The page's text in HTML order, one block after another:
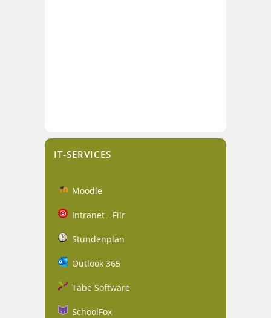
IT-SERVICES
Moodle
Intranet - Filr
Stundenplan
Outlook 365
Tabe Software
SchoolFox